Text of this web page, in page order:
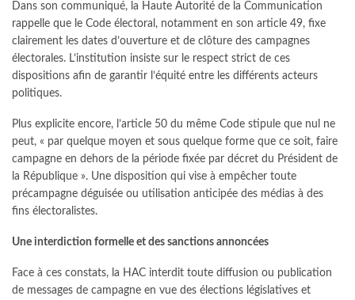
Dans son communiqué, la Haute Autorité de la Communication
rappelle que le Code électoral, notamment en son article 49, fixe
clairement les dates d’ouverture et de clôture des campagnes
électorales. L’institution insiste sur le respect strict de ces
dispositions afin de garantir l’équité entre les différents acteurs
politiques.
Plus explicite encore, l’article 50 du même Code stipule que nul ne
peut, « par quelque moyen et sous quelque forme que ce soit, faire
campagne en dehors de la période fixée par décret du Président de
la République ». Une disposition qui vise à empêcher toute
précampagne déguisée ou utilisation anticipée des médias à des
fins électoralistes.
Une interdiction formelle et des sanctions annoncées
Face à ces constats, la HAC interdit toute diffusion ou publication
de messages de campagne en vue des élections législatives et